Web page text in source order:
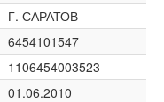
Г. САРАТОВ
6454101547
1106454003523
01.06.2010